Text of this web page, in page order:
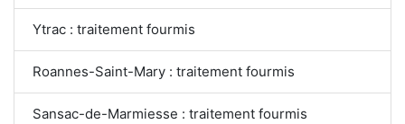
Ytrac : traitement fourmis
Roannes-Saint-Mary : traitement fourmis
Sansac-de-Marmiesse : traitement fourmis